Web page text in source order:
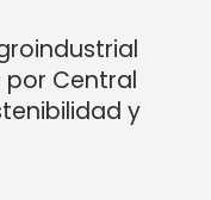
Central
y